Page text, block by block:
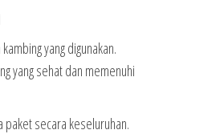
yang digunakan.
yang sehat dan memenuhi
paket secara keseluruhan.